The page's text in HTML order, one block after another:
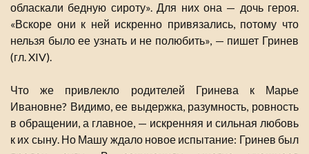
обласкали бедную сироту». Для них она — дочь героя.
«Вскоре они к ней искренно привязались, потому что
нельзя было ее узнать и не полюбить», — пишет Гринев
(гл. XIV).
Что же привлекло родителей Гринева к Марье
Ивановне? Видимо, ее выдержка, разумность, ровность
в обращении, а главное, — искренняя и сильная любовь
к их сыну. Но Машу ждало новое испытание: Гринев был